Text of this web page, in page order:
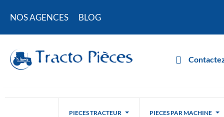
NOS AGENCES BLOG
PIECES TRACTEUR PIECES PAR MACHINE